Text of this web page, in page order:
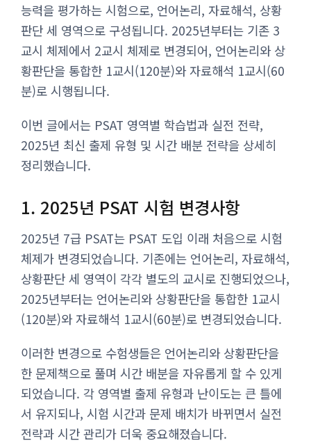
능력을 평가하는 시험으로, 언어논리, 자료해석, 상황
판단 세 영역으로 구성됩니다. 2025년부터는 기존 3
교시 체제에서 2교시 체제로 변경되어, 언어논리와 상
황판단을 통합한 1교시(120분)와 자료해석 1교시(60
분)로 시행됩니다.
이번 글에서는 PSAT 영역별 학습법과 실전 전략,
2025년 최신 출제 유형 및 시간 배분 전략을 상세히
정리했습니다.
1. 2025년 PSAT 시험 변경사항
2025년 7급 PSAT는 PSAT 도입 이래 처음으로 시험
체제가 변경되었습니다. 기존에는 언어논리, 자료해석,
상황판단 세 영역이 각각 별도의 교시로 진행되었으나,
2025년부터는 언어논리와 상황판단을 통합한 1교시
(120분)와 자료해석 1교시(60분)로 변경되었습니다.
이러한 변경으로 수험생들은 언어논리와 상황판단을
한 문제책으로 풀며 시간 배분을 자유롭게 할 수 있게
되었습니다. 각 영역별 출제 유형과 난이도는 큰 틀에
서 유지되나, 시험 시간과 문제 배치가 바뀌면서 실전
전략과 시간 관리가 더욱 중요해졌습니다.